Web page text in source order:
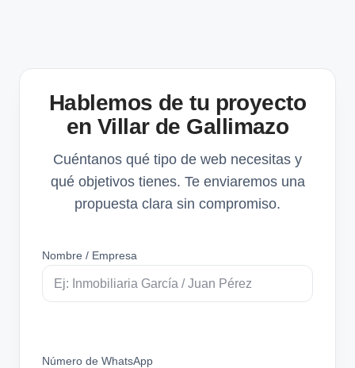
Hablemos de tu proyecto
en Villar de Gallimazo
Cuéntanos qué tipo de web necesitas y
qué objetivos tienes. Te enviaremos una
propuesta clara sin compromiso.
Nombre / Empresa
Número de WhatsApp